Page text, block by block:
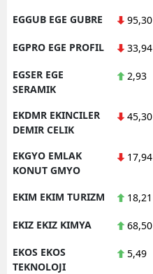
EGGUB EGE GUBRE 95,30
EGPRO EGE PROFIL 33,94
EGSER EGE
SERAMIK
2,93
EKDMR EKINCILER
DEMIR CELIK
45,30
EKGYO EMLAK
KONUT GMYO
17,94
EKIM EKIM TURIZM 18,21
EKIZ EKIZ KIMYA 68,50
EKOS EKOS
TEKNOLOJI
5,49